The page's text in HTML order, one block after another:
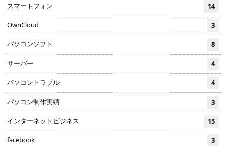
スマートフォン 14
OwnCloud 3
パソコンソフト 8
サーバー 4
パソコントラブル 4
パソコン制作実績 3
インターネットビジネス 15
facebook 3